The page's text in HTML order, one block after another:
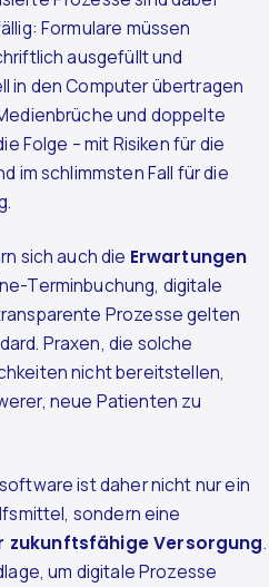
Formulare müssen
ausgefüllt und
in den Computer übertragen
und doppelte
Folge – mit Risiken für die
im schlimmsten Fall für die
sich auch die Erwartungen
Terminbuchung, digitale
Prozesse gelten
Praxen, die solche
nicht bereitstellen,
neue Patienten zu
ist daher nicht nur ein
sondern eine
zukunftsfähige Versorgung.
um digitale Prozesse